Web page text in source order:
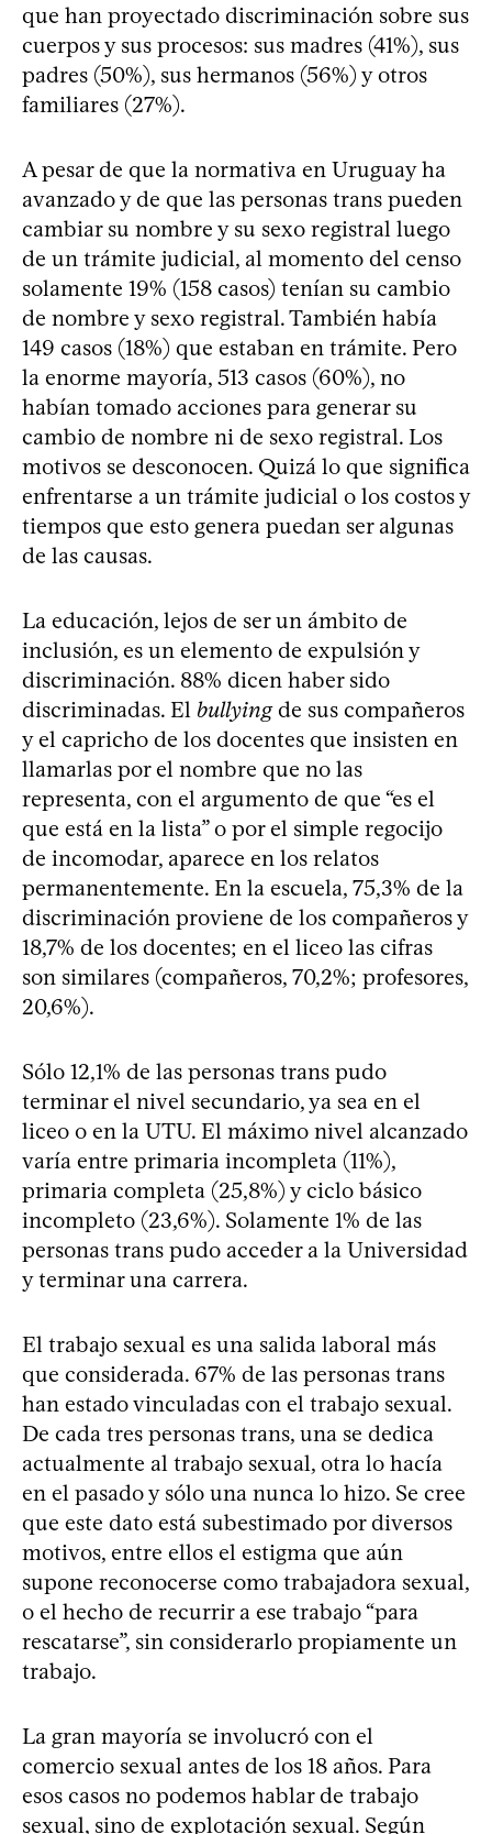
que han proyectado discriminación sobre sus
cuerpos y sus procesos: sus madres (41%), sus
padres (50%), sus hermanos (56%) y otros
familiares (27%).
A pesar de que la normativa en Uruguay ha
avanzado y de que las personas trans pueden
cambiar su nombre y su sexo registral luego
de un trámite judicial, al momento del censo
solamente 19% (158 casos) tenían su cambio
de nombre y sexo registral. También había
149 casos (18%) que estaban en trámite. Pero
la enorme mayoría, 513 casos (60%), no
habían tomado acciones para generar su
cambio de nombre ni de sexo registral. Los
motivos se desconocen. Quizá lo que significa
enfrentarse a un trámite judicial o los costos y
tiempos que esto genera puedan ser algunas
de las causas.
La educación, lejos de ser un ámbito de
inclusión, es un elemento de expulsión y
discriminación. 88% dicen haber sido
discriminadas. El bullyingde sus compañeros
y el capricho de los docentes que insisten en
llamarlas por el nombre que no las
representa, con el argumento de que “es el
que está en la lista” o por el simple regocijo
de incomodar, aparece en los relatos
permanentemente. En la escuela, 75,3% de la
discriminación proviene de los compañeros y
18,7% de los docentes; en el liceo las cifras
son similares (compañeros, 70,2%; profesores,
20,6%).
Sólo 12,1% de las personas trans pudo
terminar el nivel secundario, ya sea en el
liceo o en la UTU. El máximo nivel alcanzado
varía entre primaria incompleta (11%),
primaria completa (25,8%) y ciclo básico
incompleto (23,6%). Solamente 1% de las
personas trans pudo acceder a la Universidad
y terminar una carrera.
El trabajo sexual es una salida laboral más
que considerada. 67% de las personas trans
han estado vinculadas con el trabajo sexual.
De cada tres personas trans, una se dedica
actualmente al trabajo sexual, otra lo hacía
en el pasado y sólo una nunca lo hizo. Se cree
que este dato está subestimado por diversos
motivos, entre ellos el estigma que aún
supone reconocerse como trabajadora sexual,
o el hecho de recurrir a ese trabajo “para
rescatarse”, sin considerarlo propiamente un
trabajo.
La gran mayoría se involucró con el
comercio sexual antes de los 18 años. Para
esos casos no podemos hablar de trabajo
sexual, sino de explotación sexual. Según